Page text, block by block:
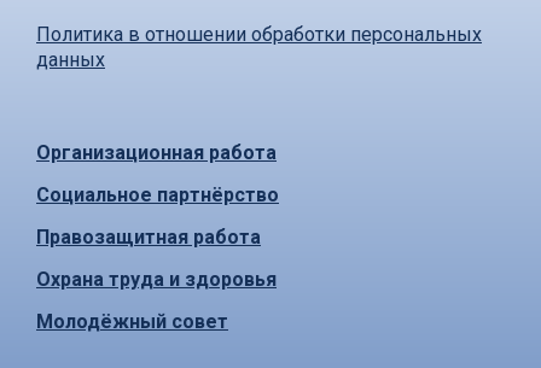
Политика в отношении обработки персональных
данных
Организационная работа
Социальное партнёрство
Правозащитная работа
Охрана труда и здоровья
Молодёжный совет